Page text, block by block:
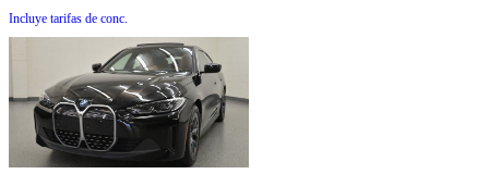
Incluye tarifas de conc.